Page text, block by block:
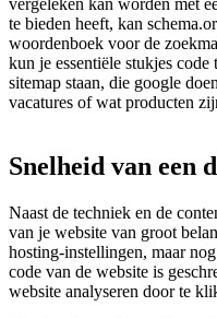
vergeleken kan worden met
te bieden heeft, kan
woordenboek voor de
kun je essentiële stukjes
sitemap staan, die google
vacatures of wat producten
Snelheid van een
Naast de techniek en de
van je website van groot
hosting-instellingen, maar
code van de website is
website analyseren door te